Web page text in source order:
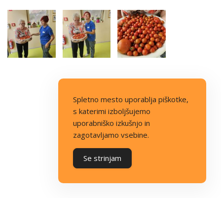
Spletno mesto uporablja piškotke,
s katerimi izboljšujemo
uporabniško izkušnjo in
zagotavljamo vsebine.
Se strinjam